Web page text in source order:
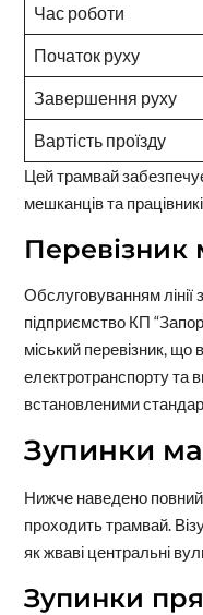
Час роботи
Початок руху
Завершення руху
Вартість проїзду
Цей трамвай
мешканців та
Перевізник
Обслуговуванням
підприємство КП
міський перевізник, що
електротранспорту та
встановленими
Зупинки
Нижче наведено повний
проходить трамвай.
як жваві центральні
Зупинки